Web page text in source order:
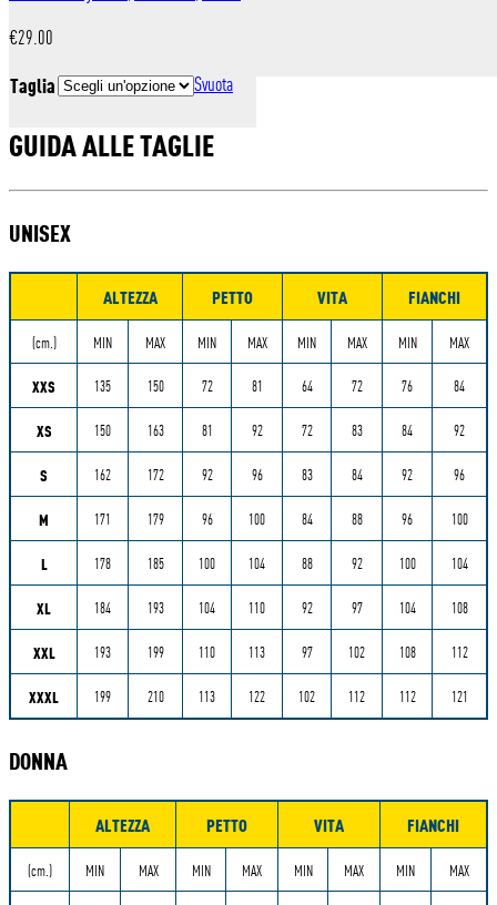
€29.00
Taglia Svuota
GUIDA ALLE TAGLIE
UNISEX
ALTEZZA PETTO VITA FIANCHI
(cm.) MIN MAX MIN MAX MIN MAX MIN MAX
XXS 135 150 72 81 64 72 76 84
XS 150 163 81 92 72 83 84 92
S 162 172 92 96 83 84 92 96
M 171 179 96 100 84 88 96 100
L 178 185 100 104 88 92 100 104
XL 184 193 104 110 92 97 104 108
XXL 193 199 110 113 97 102 108 112
XXXL 199 210 113 122 102 112 112 121
DONNA
ALTEZZA PETTO VITA FIANCHI
(cm.) MIN MAX MIN MAX MIN MAX MIN MAX